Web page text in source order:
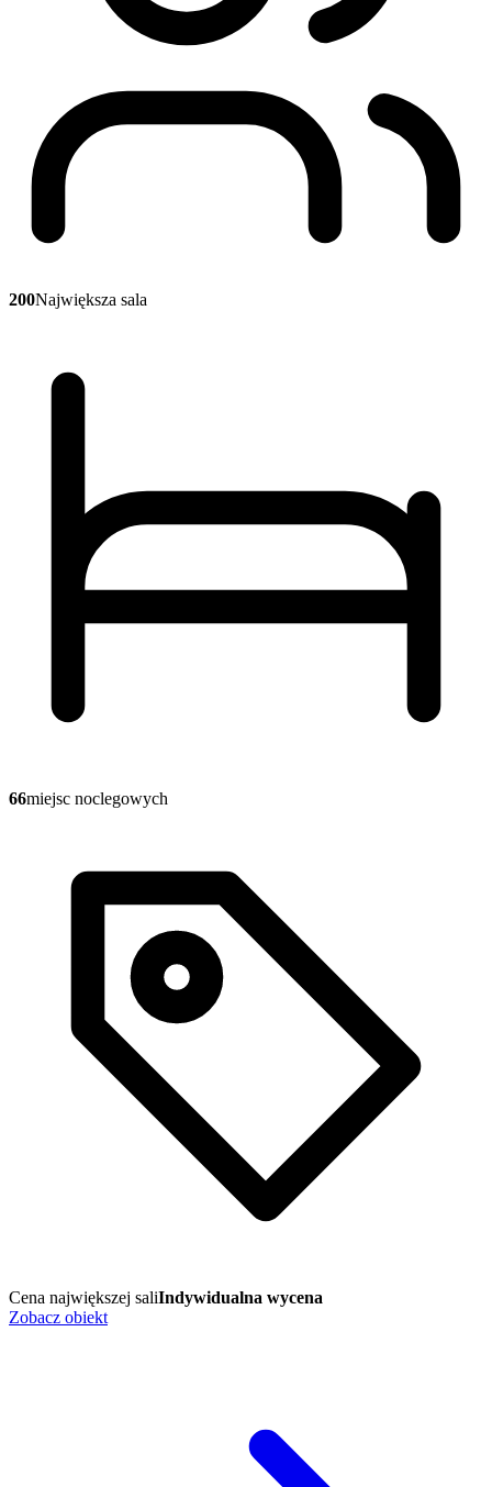
200Największa sala
66miejsc noclegowych
Cena największej saliIndywidualna wycena
Zobacz obiekt